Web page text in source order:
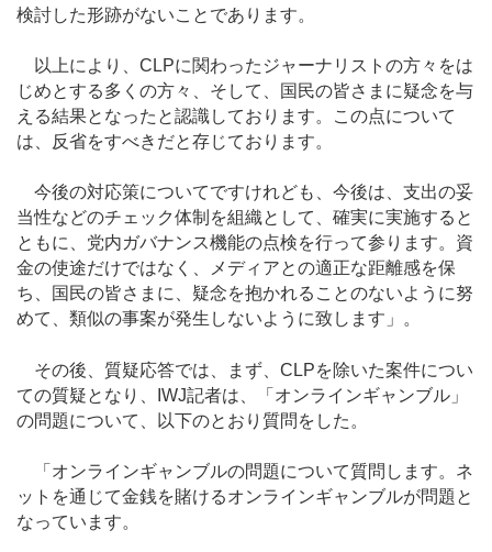
検討した形跡がないことであります。
以上により、CLPに関わったジャーナリストの方々をは
じめとする多くの方々、そして、国民の皆さまに疑念を与
える結果となったと認識しております。この点について
は、反省をすべきだと存じております。
今後の対応策についてですけれども、今後は、支出の妥
当性などのチェック体制を組織として、確実に実施すると
ともに、党内ガバナンス機能の点検を行って参ります。資
金の使途だけではなく、メディアとの適正な距離感を保
ち、国民の皆さまに、疑念を抱かれることのないように努
めて、類似の事案が発生しないように致します」。
その後、質疑応答では、まず、CLPを除いた案件につい
ての質疑となり、IWJ記者は、「オンラインギャンブル」
の問題について、以下のとおり質問をした。
「オンラインギャンブルの問題について質問します。ネ
ットを通じて金銭を賭けるオンラインギャンブルが問題と
なっています。